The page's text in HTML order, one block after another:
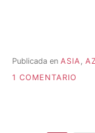
Publicada en ASIA,
1 COMENTARIO